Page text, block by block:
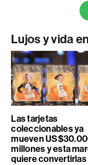
Lujos y vida
Las tarjetas
coleccionables ya
mueven
millones y esta
quiere convertirlas